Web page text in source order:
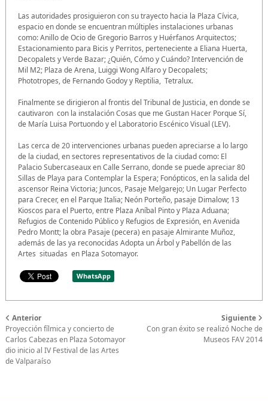
Las autoridades prosiguieron con su trayecto hacia la Plaza Cívica,
espacio en donde se encuentran múltiples instalaciones urbanas
como: Anillo de Ocio de Gregorio Barros y Huérfanos Arquitectos;
Estacionamiento para Bicis y Perritos, perteneciente a Eliana Huerta,
Decopalets y Verde Bazar; ¿Quién, Cómo y Cuándo? Intervención de
Mil M2; Plaza de Arena, Luiggi Wong Alfaro y Decopalets;
Phototropes, de Fernando Godoy y Reptilia, Tetralux.
Finalmente se dirigieron al frontis del Tribunal de Justicia, en donde se
cautivaron con la instalación Cosas que me Gustan Hacer Porque Sí,
de María Luisa Portuondo y el Laboratorio Escénico Visual (LEV).
Las cerca de 20 intervenciones urbanas pueden apreciarse a lo largo
de la ciudad, en sectores representativos de la ciudad como: El
Palacio Subercaseaux en Calle Serrano, donde se puede apreciar 80
Sillas de Playa para Contemplar la Espera; Fonópticos, en la salida del
ascensor Reina Victoria; Juncos, Pasaje Melgarejo; Un Lugar Perfecto
para Crecer, en el Parque Italia; Neón Porteño, pasaje Dimalow; 13
Kioscos para el Puerto, entre Plaza Aníbal Pinto y Plaza Aduana;
Refugios de Contenido Público y Refugios de Expresión, en Avenida
Pedro Montt; la obra Pasaje (pecera) en pasaje Almirante Muñoz,
además de las ya reconocidas Adopta un Árbol y Pabellón de las
Artes situadas en Plaza Sotomayor.
WhatsApp
Anterior
Proyección fílmica y concierto de
Carlos Cabezas en Plaza Sotomayor
dio inicio al IV Festival de las Artes
de Valparaíso
Siguiente
Con gran éxito se realizó Noche de
Museos FAV 2014